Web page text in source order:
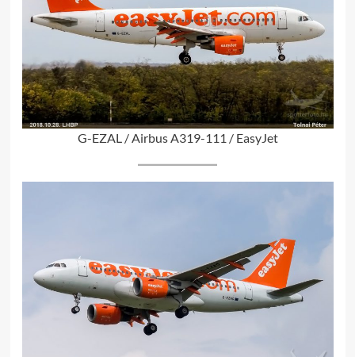
G-EZAL / Airbus A319-111 / EasyJet